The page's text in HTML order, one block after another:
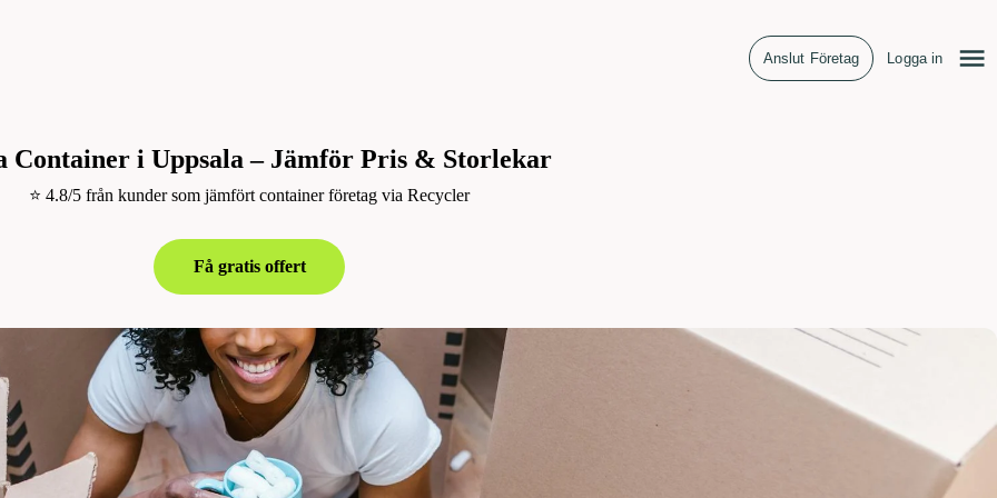
Anslut Företag Logga in
Container i Uppsala – Jämför Pris & Storlekar
⭐ 4.8/5 från kunder som jämfört container företag via Recycler
Få gratis offert